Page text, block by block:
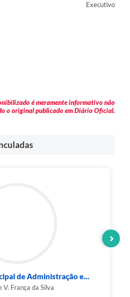
Executivo
é meramente informativo não
o original publicado em Diário Oficial.
de Administração e...
V. França da Silva